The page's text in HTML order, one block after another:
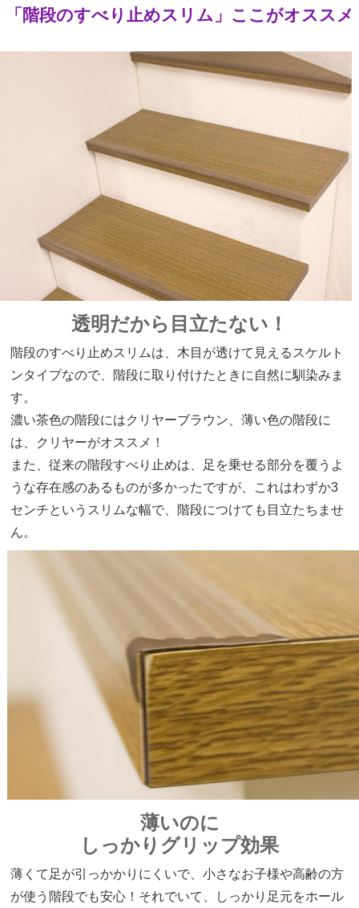
「階段のすべり止めスリム」ここがオススメ
透明だから目立たない！
階段のすべり止めスリムは、木目が透けて見えるスケルト
ンタイプなので、階段に取り付けたときに自然に馴染みま
す。
濃い茶色の階段にはクリヤーブラウン、薄い色の階段に
は、クリヤーがオススメ！
また、従来の階段すべり止めは、足を乗せる部分を覆うよ
うな存在感のあるものが多かったですが、これはわずか3
センチというスリムな幅で、階段につけても目立たちませ
ん。
薄いのに
しっかりグリップ効果
薄くて足が引っかかりにくいで、小さなお子様や高齢の方
が使う階段でも安心！それでいて、しっかり足元をホール